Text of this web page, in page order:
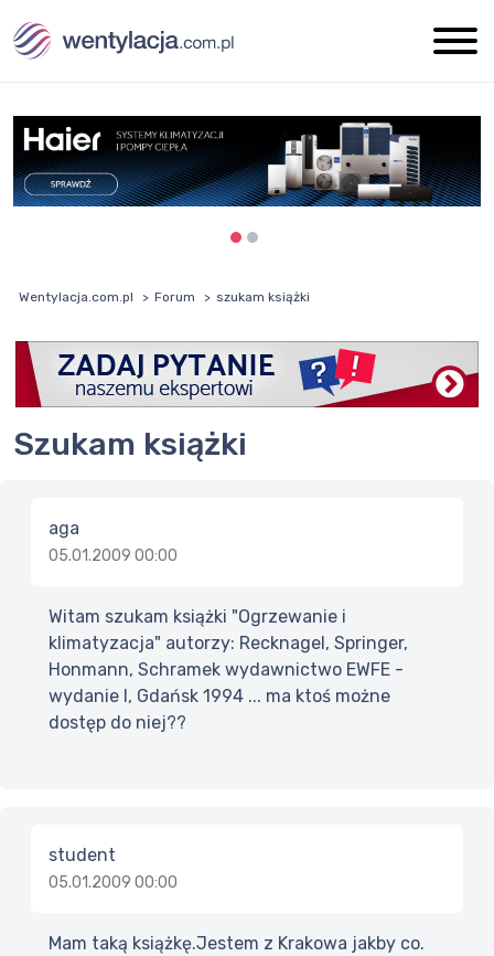
Wentylacja.com.pl Forum szukam książki
szukam książki
aga
05.01.2009 00:00
Witam szukam książki "Ogrzewanie i
klimatyzacja" autorzy: Recknagel, Springer,
Honmann, Schramek wydawnictwo EWFE -
wydanie I, Gdańsk 1994 ... ma ktoś możne
dostęp do niej??
student
05.01.2009 00:00
Mam taką książkę.Jestem z Krakowa jakby co.